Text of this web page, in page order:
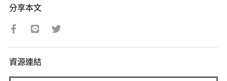
分享本文
資源連結